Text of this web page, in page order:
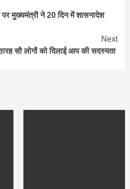
मुख्यमंत्री ने 20 दिन में शासनादेश
Next
सौ लोगों को दिलाई आप की सदस्यता